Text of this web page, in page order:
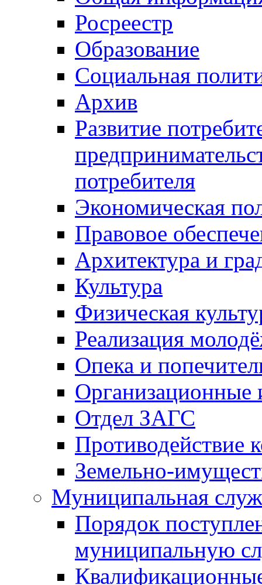
Росреестр
Образование
Социальная
Архив
Развитие
потребителя
Экономическая
Правовое
Архитектура и
Культура
Физическая
Реализация
Опека и
Отдел ЗАГС
Противодействие
Земельно-
Муниципальная
Порядок
муниципальную